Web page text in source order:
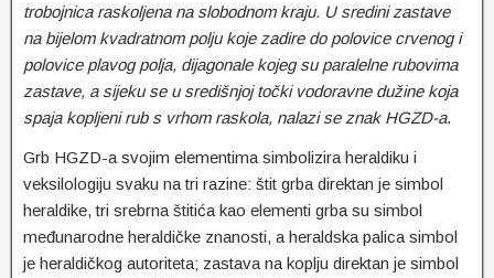
trobojnica raskoljena na slobodnom kraju. U sredini zastave
na bijelom kvadratnom polju koje zadire do polovice crvenog i
polovice plavog polja, dijagonale kojeg su paralelne rubovima
zastave, a sijeku se u središnjoj točki vodoravne dužine koja
spaja kopljeni rub s vrhom raskola, nalazi se znak HGZD-a.
Grb HGZD-a svojim elementima simbolizira heraldiku i
veksilologiju svaku na tri razine: štit grba direktan je simbol
heraldike, tri srebrna štitića kao elementi grba su simbol
međunarodne heraldičke znanosti, a heraldska palica simbol
je heraldičkog autoriteta; zastava na koplju direktan je simbol